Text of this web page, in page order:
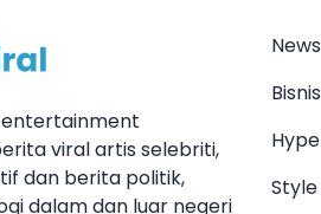
viral artis selebriti,
dan berita politik,
dalam dan luar negeri
News
Bisnis
Hype
Style